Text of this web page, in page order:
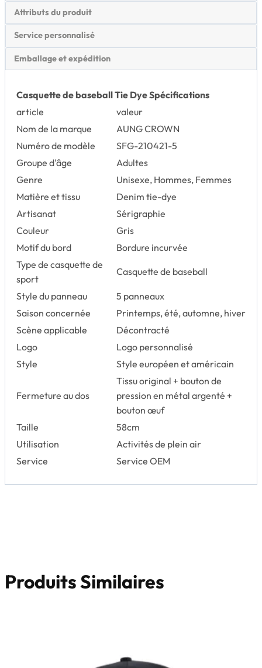
Attributs du produit
Service personnalisé
Emballage et expédition
Casquette de baseball Tie Dye Spécifications
article
valeur
Nom de la marque
AUNG CROWN
Numéro de modèle
SFG-210421-5
Groupe d'âge
Adultes
Genre
Unisexe, Hommes, Femmes
Matière et tissu
Denim tie-dye
Artisanat
Sérigraphie
Couleur
Gris
Motif du bord
Bordure incurvée
Type de casquette de
sport
Casquette de baseball
Style du panneau
5 panneaux
Saison concernée
Printemps, été, automne, hiver
Scène applicable
Décontracté
Logo
Logo personnalisé
Style
Style européen et américain
Fermeture au dos
Tissu original + bouton de
pression en métal argenté +
bouton œuf
Taille
58cm
Utilisation
Activités de plein air
Service
Service OEM
Produits Similaires